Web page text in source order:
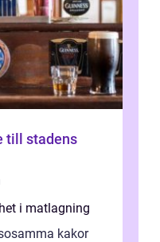
till stadens
i matlagning
kakor